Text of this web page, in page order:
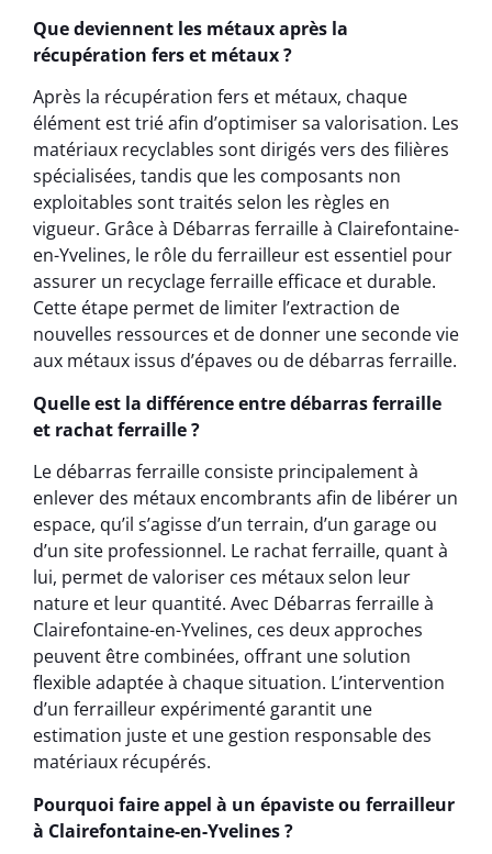
Que deviennent les métaux après la
récupération fers et métaux ?
Après la récupération fers et métaux, chaque
élément est trié afin d’optimiser sa valorisation. Les
matériaux recyclables sont dirigés vers des filières
spécialisées, tandis que les composants non
exploitables sont traités selon les règles en
vigueur. Grâce à Débarras ferraille à Clairefontaine-
en-Yvelines, le rôle du ferrailleur est essentiel pour
assurer un recyclage ferraille efficace et durable.
Cette étape permet de limiter l’extraction de
nouvelles ressources et de donner une seconde vie
aux métaux issus d’épaves ou de débarras ferraille.
Quelle est la différence entre débarras ferraille
et rachat ferraille ?
Le débarras ferraille consiste principalement à
enlever des métaux encombrants afin de libérer un
espace, qu’il s’agisse d’un terrain, d’un garage ou
d’un site professionnel. Le rachat ferraille, quant à
lui, permet de valoriser ces métaux selon leur
nature et leur quantité. Avec Débarras ferraille à
Clairefontaine-en-Yvelines, ces deux approches
peuvent être combinées, offrant une solution
flexible adaptée à chaque situation. L’intervention
d’un ferrailleur expérimenté garantit une
estimation juste et une gestion responsable des
matériaux récupérés.
Pourquoi faire appel à un épaviste ou ferrailleur
à Clairefontaine-en-Yvelines ?